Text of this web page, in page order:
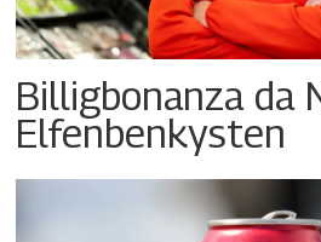
Billigbonanza da
Elfenbenkysten